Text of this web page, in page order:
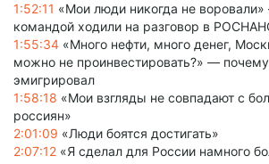
1:52:11 «Мои люди никогда не
командой ходили на разговор в
1:55:34 «Много нефти, много денег,
можно не проинвестировать?» —
эмигрировал
1:58:18 «Мои взгляды не совпадают с
россиян»
2:01:09 «Люди боятся достигать»
2:07:12 «Я сделал для России намного